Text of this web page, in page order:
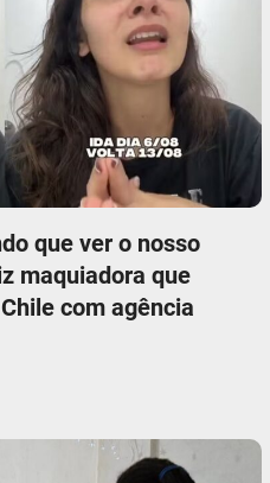
que ver o nosso
maquiadora que
com agência